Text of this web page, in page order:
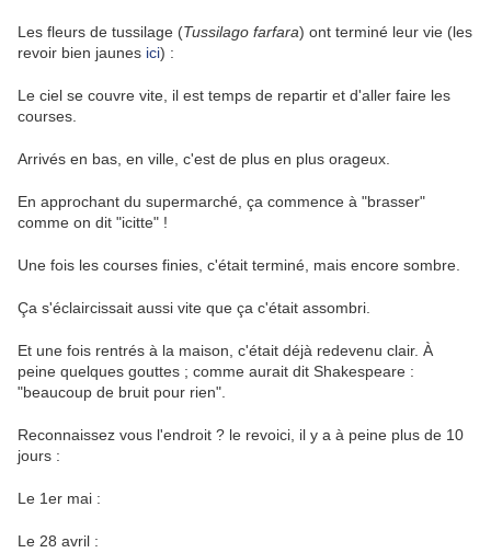
Les fleurs de tussilage (Tussilago farfara) ont terminé leur vie (les
revoir bien jaunes ici) :
Le ciel se couvre vite, il est temps de repartir et d'aller faire les
courses.
Arrivés en bas, en ville, c'est de plus en plus orageux.
En approchant du supermarché, ça commence à "brasser"
comme on dit "icitte" !
Une fois les courses finies, c'était terminé, mais encore sombre.
Ça s'éclaircissait aussi vite que ça c'était assombri.
Et une fois rentrés à la maison, c'était déjà redevenu clair. À
peine quelques gouttes ; comme aurait dit Shakespeare :
"beaucoup de bruit pour rien".
Reconnaissez vous l'endroit ? le revoici, il y a à peine plus de 10
jours :
Le 1er mai :
Le 28 avril :